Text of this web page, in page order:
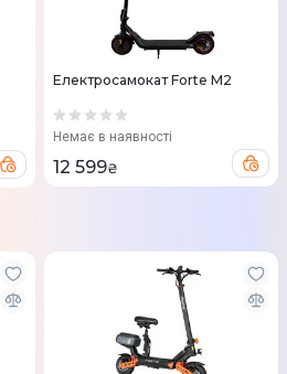
Електросамокат Forte M2
Немає в наявності
12 599₴